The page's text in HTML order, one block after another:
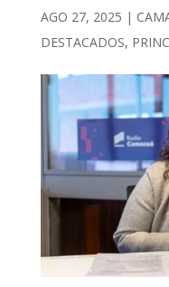
AGO 27, 2025 |
DESTACADOS,